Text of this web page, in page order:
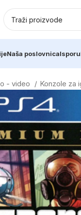
Naša poslovnica
- video Konzole za